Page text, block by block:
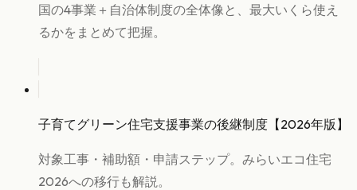
国の4事業＋自治体制度の全体像と、最大いくら使え
るかをまとめて把握。
子育てグリーン住宅支援事業の後継制度【2026年版】
対象工事・補助額・申請ステップ。みらいエコ住宅
2026への移行も解説。